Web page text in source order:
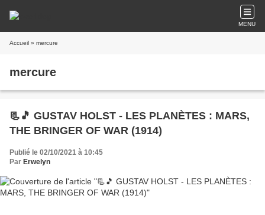
MENU
Accueil » mercure
mercure
📃🎵 GUSTAV HOLST - LES PLANÈTES : MARS,
THE BRINGER OF WAR (1914)
Publié le 02/10/2021 à 10:45
Par Erwelyn